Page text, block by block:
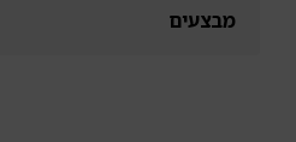
מבצעים